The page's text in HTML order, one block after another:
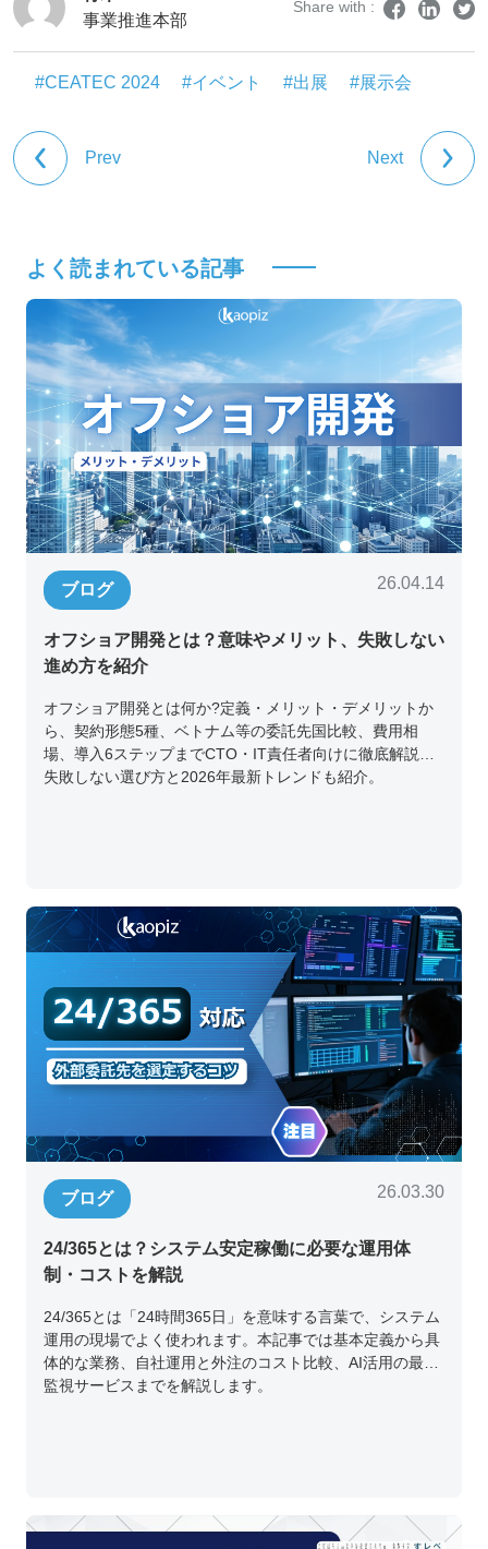
事業推進本部
Share with :
#CEATEC 2024 #イベント #出展 #展示会
Prev Next
よく読まれている記事
ブログ 26.04.14
オフショア開発とは？意味やメリット、失敗しない
進め方を紹介
オフショア開発とは何か?定義・メリット・デメリットか
ら、契約形態5種、ベトナム等の委託先国比較、費用相
場、導入6ステップまでCTO・IT責任者向けに徹底解説。
失敗しない選び方と2026年最新トレンドも紹介。
ブログ 26.03.30
24/365とは？システム安定稼働に必要な運用体
制・コストを解説
24/365とは「24時間365日」を意味する言葉で、システム
運用の現場でよく使われます。本記事では基本定義から具
体的な業務、自社運用と外注のコスト比較、AI活用の最新
監視サービスまでを解説します。